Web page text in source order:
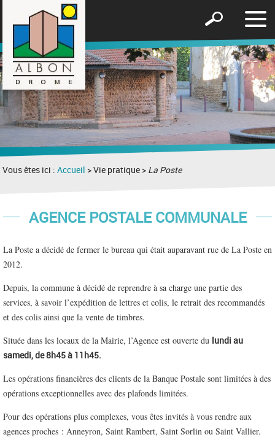
le
Afficher
formulaire
de
recherche
Vous êtes ici :Accueil > Vie pratique > La Poste
AGENCE POSTALE COMMUNALE
La Poste a décidé de fermer le bureau qui était auparavant rue de La Poste en
2012.
Depuis, la commune à décidé de reprendre à sa charge une partie des
services, à savoir l’expédition de lettres et colis, le retrait des recommandés
et des colis ainsi que la vente de timbres.
Située dans les locaux de la Mairie, l’Agence est ouverte du lundi au
samedi, de 8h45 à 11h45.
Les opérations financières des clients de la Banque Postale sont limitées à des
opérations exceptionnelles avec des plafonds limitées.
Pour des opérations plus complexes, vous êtes invités à vous rendre aux
agences proches : Anneyron, Saint Rambert, Saint Sorlin ou Saint Vallier.